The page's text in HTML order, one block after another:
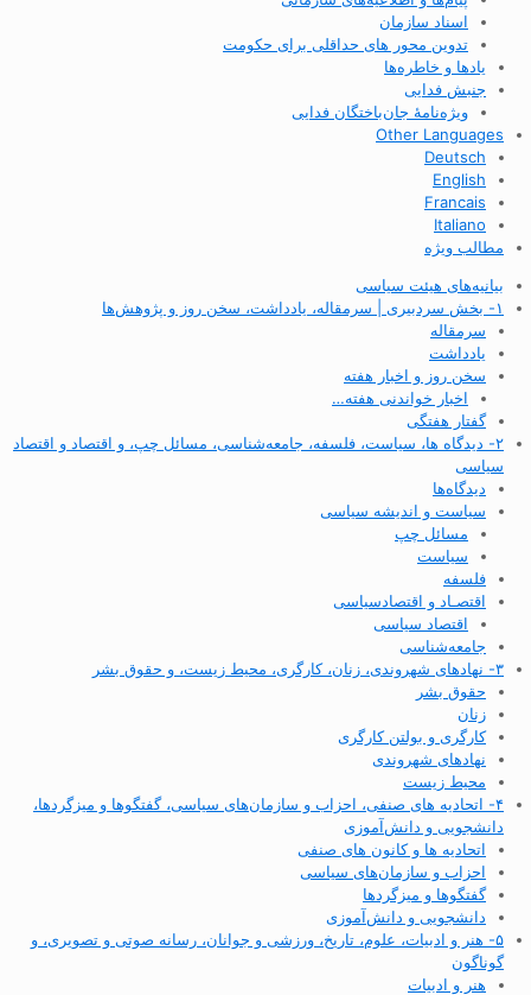
اسناد سازمان
تدوین محور های حداقلی برای حکومت
یادها و خاطره‌ها
جنبش فدایی
ویژه‌نامهٔ جان‌باختگان فدایی
Other Languages
Deutsch
English
Francais
Italiano
مطالب ویژه
بیانیه‌های هیئت سیاسی
۱- بخش سردبیری | سرمقاله، یادداشت، سخن روز و پژوهش‌ها
سرمقاله
یادداشت
سخن روز و اخبار هفته
اخبار خواندنی هفته…
گفتار هفتگی
۲- دیدگاه ها، سیاست، فلسفه، جامعه‌شناسی، مسائل چپ، و اقتصاد و اقتصاد
سیاسی
دیدگاه‌ها
سیاست و اندیشه سیاسی
مسائل چپ
سیاست
فلسفه
اقتصـاد و اقتصاد‌سیاسی
اقتصاد سیاسی
جامعه‌شناسی
۳- نهادهای شهروندی، زنان، کارگری، محیط زیست، و حقوق بشر
حقوق بشر
زنان
کارگری و بولتن کارگری
نهادهای شهروندی
محیط زیست
۴- اتحادیه های صنفی، احزاب و سازمان‌های سیاسی، گفتگوها و میزگردها،
دانشجویی و دانش‌آموزی
اتحادیه ها و کانون های صنفی
احزاب و سازمان‌های سیاسی
گفتگوها و میزگردها
دانشجویی و دانش‌آموزی
۵- هنر و ادبیات، علوم، تاریخ، ورزشی و جوانان، رسانه صوتی و تصویری، و
گوناگون
هنر و ادبیات